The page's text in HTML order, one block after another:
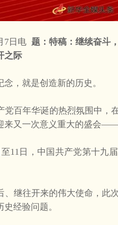
7日电 题：特稿：继续奋斗
之际
，就是创造新的历史。
百年华诞的热烈氛围中，
来又一次意义重大的盛会
11 日，中国共产党第十九
继往开来的伟大使命，此
经验问题。